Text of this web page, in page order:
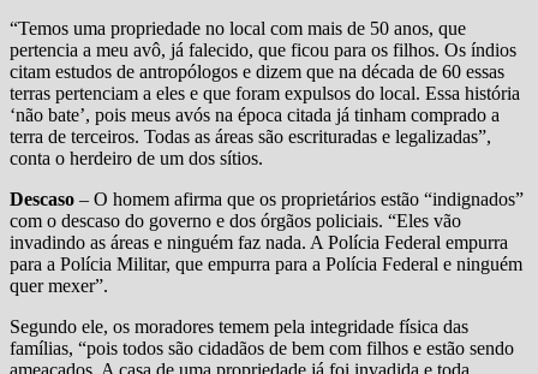
“Temos uma propriedade no local com mais de 50 anos, que
pertencia a meu avô, já falecido, que ficou para os filhos. Os índios
citam estudos de antropólogos e dizem que na década de 60 essas
terras pertenciam a eles e que foram expulsos do local. Essa história
‘não bate’, pois meus avós na época citada já tinham comprado a
terra de terceiros. Todas as áreas são escrituradas e legalizadas”,
conta o herdeiro de um dos sítios.
Descaso – O homem afirma que os proprietários estão “indignados”
com o descaso do governo e dos órgãos policiais. “Eles vão
invadindo as áreas e ninguém faz nada. A Polícia Federal empurra
para a Polícia Militar, que empurra para a Polícia Federal e ninguém
quer mexer”.
Segundo ele, os moradores temem pela integridade física das
famílias, “pois todos são cidadãos de bem com filhos e estão sendo
ameaçados. A casa de uma propriedade já foi invadida e toda